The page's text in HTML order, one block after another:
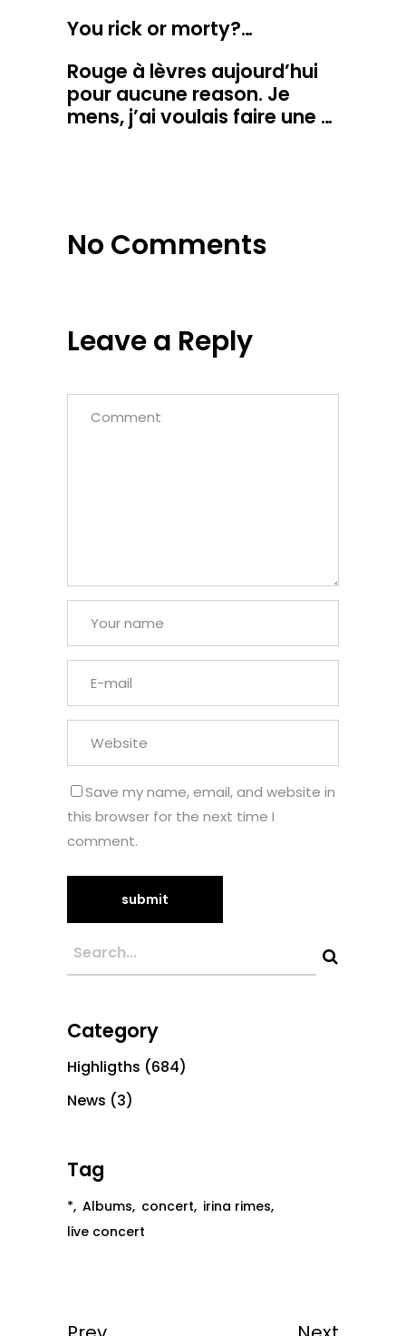
You rick or morty?…
Rouge à lèvres aujourd’hui
pour aucune reason. Je
mens, j’ai voulais faire une …
No Comments
Leave a Reply
Save my name, email, and website in
this browser for the next time I
comment.
Category
Highligths (684)
News (3)
Tag
* Albums concert irina rimes
live concert